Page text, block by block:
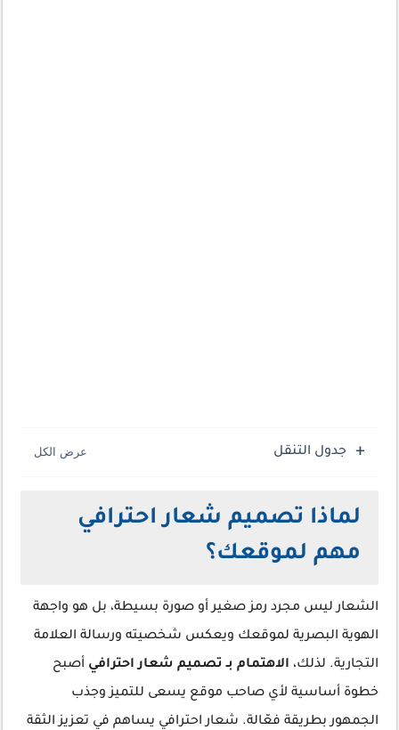
جدول التنقل
لماذا تصميم شعار احترافي
مهم لموقعك؟
الشعار ليس مجرد رمز صغير أو صورة بسيطة، بل هو واجهة
الهوية البصرية لموقعك ويعكس شخصيته ورسالة العلامة
التجارية. لذلك، الاهتمام بـ تصميم شعار احترافي أصبح
خطوة أساسية لأي صاحب موقع يسعى للتميز وجذب
الجمهور بطريقة فعّالة. شعار احترافي يساهم في تعزيز الثقة